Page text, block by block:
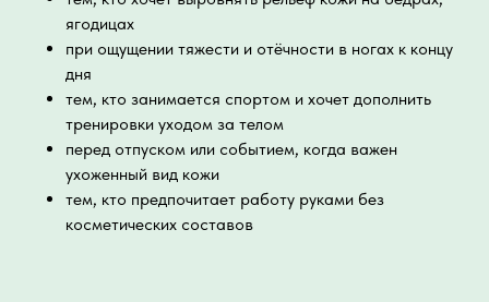
ягодицах
при ощущении тяжести и отёчности в ногах к концу
дня
тем, кто занимается спортом и хочет дополнить
тренировки уходом за телом
перед отпуском или событием, когда важен
ухоженный вид кожи
тем, кто предпочитает работу руками без
косметических составов